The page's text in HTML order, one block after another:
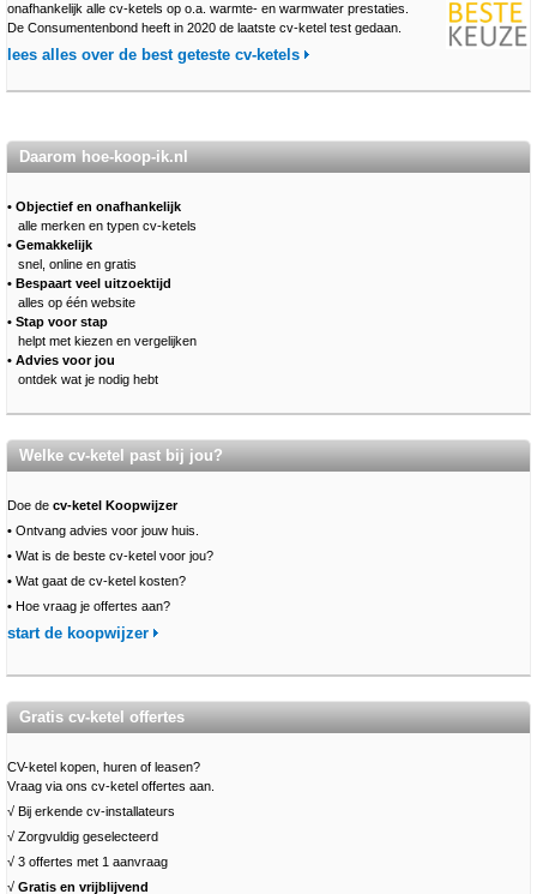
onafhankelijk alle cv-ketels op o.a. warmte- en warmwater prestaties.
De Consumentenbond heeft in 2020 de laatste cv-ketel test gedaan.
lees alles over de best geteste cv-ketels
Daarom hoe-koop-ik.nl
• Objectief en onafhankelijk
alle merken en typen cv-ketels
• Gemakkelijk
snel, online en gratis
• Bespaart veel uitzoektijd
alles op één website
• Stap voor stap
helpt met kiezen en vergelijken
• Advies voor jou
ontdek wat je nodig hebt
Welke cv-ketel past bij jou?
Doe de cv-ketel Koopwijzer
• Ontvang advies voor jouw huis.
• Wat is de beste cv-ketel voor jou?
• Wat gaat de cv-ketel kosten?
• Hoe vraag je offertes aan?
start de koopwijzer
Gratis cv-ketel offertes
CV-ketel kopen, huren of leasen?
Vraag via ons cv-ketel offertes aan.
√ Bij erkende cv-installateurs
√ Zorgvuldig geselecteerd
√ 3 offertes met 1 aanvraag
√ Gratis en vrijblijvend